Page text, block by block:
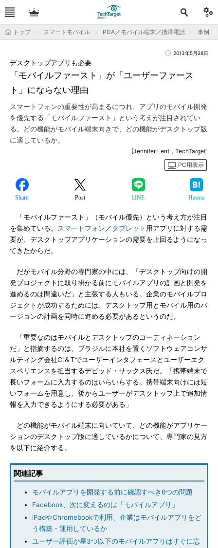
トップ スマートモバイル PDA／モバイル端末／携帯電話 事例
2013年5月28日
「モバイルファースト」が「ユーザーファース
ト」にならない理由
デスクトップアプリも必要
スマートフォンの重要性が高まるにつれ、アプリのモバイル開発
を優先する「モバイルファースト」という考えが注目されてい
る。どの機能がモバイル端末向きで、どの機能がデスクトップ版
に適しているか。
[Jennifer Lent，TechTarget]
PC用表示
Share Post LINE Hatena
「モバイルファースト」（モバイル優先）という考え方が注目
を集めている。
スマートフォン ／ タブレット 用アプリに対する需
要が、デスクトップアプリケーションの需要を上回るようになっ
てきたからだ。
だがモバイル分野の専門家の中には、「デスクトップ向けの開
発プロジェクトに取り掛かる前にモバイルアプリの計画と開発を
進めるのは間違いだ」と主張する人もいる。企業のモバイルプロ
ジェクトが成功するためには、デスクトップ用とモバイル用のバ
ージョンの計画を同時に進める必要があるというのだ。
「重要なのはモバイルとデスクトップのコーディネーション
だ」と指摘するのは、ブラジルに本社を置くソフトウェアコンサ
ルティング会社Ci＆Tでユーザーインタフェースとユーザーエク
スペリエンスを担当するデビッド・サックス氏だ。「携帯端末で
長いフォームに入力するのはいらいらする。携帯端末向けには短
いフォームを用意し、後からユーザーがデスクトップ上で追加情
報を入力できるようにする必要がある」
どの機能がモバイル端末に向いていて、どの機能がアプリケー
ションのデスクトップ版に適しているかについて、専門家の見方
を以下に紹介する。
関連記事
モバイルアプリを開発する前に確認すべき6つの問題
Facebook、次に変えるのは「モバイルアプリ」
iPadやChromebookで利用、企業はモバイルアプリをど
う構築・運用しているか
ユーザー評価が星3つ以下のモバイルアプリはすぐに忘